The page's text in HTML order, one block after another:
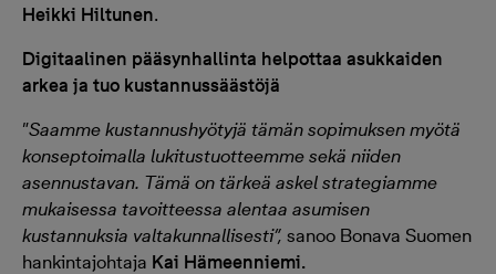
Heikki Hiltunen.
Digitaalinen pääsynhallinta helpottaa asukkaiden
arkea ja tuo kustannussäästöjä
”Saamme kustannushyötyjä tämän sopimuksen myötä
konseptoimalla lukitustuotteemme sekä niiden
asennustavan. Tämä on tärkeä askel strategiamme
mukaisessa tavoitteessa alentaa asumisen
kustannuksia valtakunnallisesti”, sanoo Bonava Suomen
hankintajohtaja Kai Hämeenniemi.